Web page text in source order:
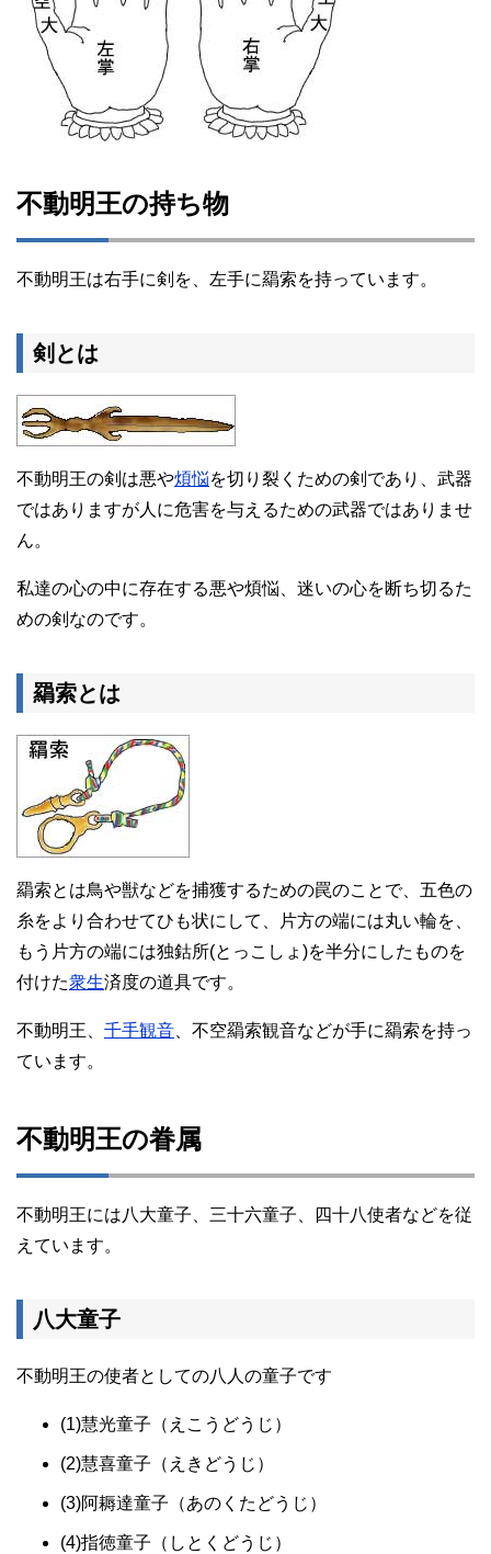
不動明王の持ち物
不動明王は右手に剣を、左手に羂索を持っています。
剣とは
不動明王の剣は悪や煩悩を切り裂くための剣であり、武器
ではありますが人に危害を与えるための武器ではありませ
ん。
私達の心の中に存在する悪や煩悩、迷いの心を断ち切るた
めの剣なのです。
羂索とは
羂索とは鳥や獣などを捕獲するための罠のことで、五色の
糸をより合わせてひも状にして、片方の端には丸い輪を、
もう片方の端には独鈷所(とっこしょ)を半分にしたものを
付けた衆生済度の道具です。
不動明王、 千手観音 、不空羂索観音などが手に羂索を持っ
ています。
不動明王の眷属
不動明王には八大童子、三十六童子、四十八使者などを従
えています。
八大童子
不動明王の使者としての八人の童子です
(1)慧光童子（えこうどうじ）
(2)慧喜童子（えきどうじ）
(3)阿耨達童子（あのくたどうじ）
(4)指徳童子（しとくどうじ）